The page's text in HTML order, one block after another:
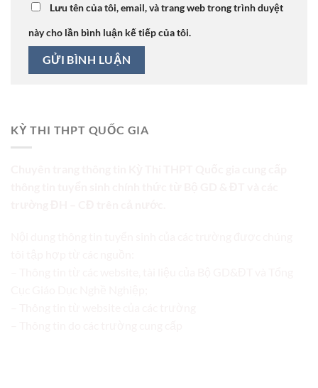
Lưu tên của tôi, email, và trang web trong trình duyệt
này cho lần bình luận kế tiếp của tôi.
KỲ THI THPT QUỐC GIA